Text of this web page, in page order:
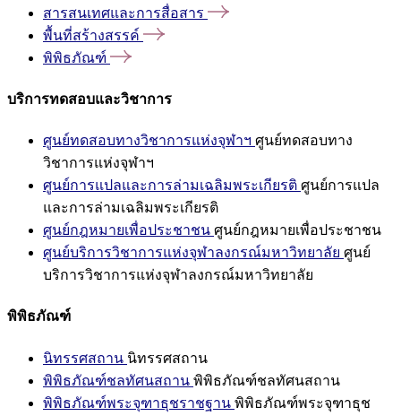
สารสนเทศและการสื่อสาร
พื้นที่สร้างสรรค์
พิพิธภัณฑ์
บริการทดสอบและวิชาการ
ศูนย์ทดสอบทางวิชาการแห่งจุฬาฯ ศูนย์ทดสอบทาง
วิชาการแห่งจุฬาฯ
ศูนย์การแปลและการล่ามเฉลิมพระเกียรติ ศูนย์การแปล
และการล่ามเฉลิมพระเกียรติ
ศูนย์กฎหมายเพื่อประชาชน ศูนย์กฎหมายเพื่อประชาชน
ศูนย์บริการวิชาการแห่งจุฬาลงกรณ์มหาวิทยาลัย ศูนย์
บริการวิชาการแห่งจุฬาลงกรณ์มหาวิทยาลัย
พิพิธภัณฑ์
นิทรรศสถาน นิทรรศสถาน
พิพิธภัณฑ์ชลทัศนสถาน พิพิธภัณฑ์ชลทัศนสถาน
พิพิธภัณฑ์พระจุฑาธุชราชฐาน พิพิธภัณฑ์พระจุฑาธุช